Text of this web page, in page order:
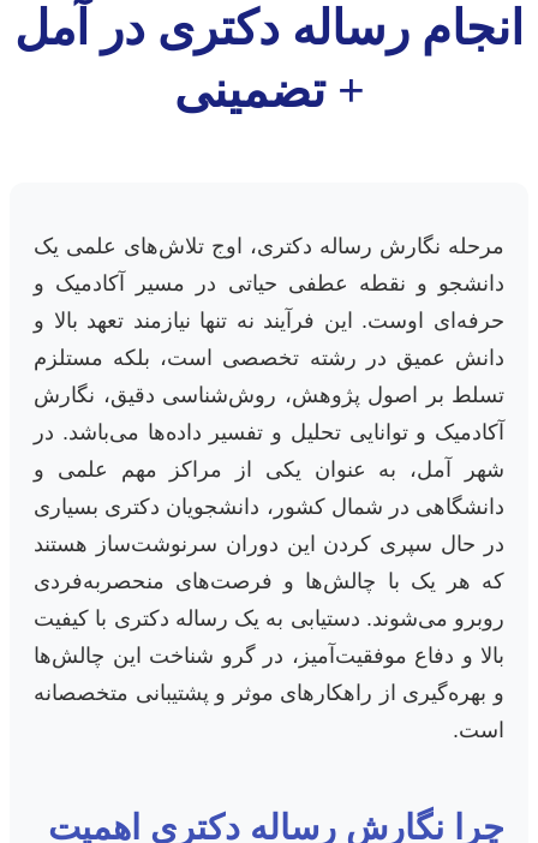
انجام رساله دکتری در آمل
+ تضمینی
مرحله نگارش رساله دکتری، اوج تلاش‌های علمی یک
دانشجو و نقطه عطفی حیاتی در مسیر آکادمیک و
حرفه‌ای اوست. این فرآیند نه تنها نیازمند تعهد بالا و
دانش عمیق در رشته تخصصی است، بلکه مستلزم
تسلط بر اصول پژوهش، روش‌شناسی دقیق، نگارش
آکادمیک و توانایی تحلیل و تفسیر داده‌ها می‌باشد. در
شهر آمل، به عنوان یکی از مراکز مهم علمی و
دانشگاهی در شمال کشور، دانشجویان دکتری بسیاری
در حال سپری کردن این دوران سرنوشت‌ساز هستند
که هر یک با چالش‌ها و فرصت‌های منحصربه‌فردی
روبرو می‌شوند. دستیابی به یک رساله دکتری با کیفیت
بالا و دفاع موفقیت‌آمیز، در گرو شناخت این چالش‌ها
و بهره‌گیری از راهکارهای موثر و پشتیبانی متخصصانه
است.
چرا نگارش رساله دکتری اهمیت